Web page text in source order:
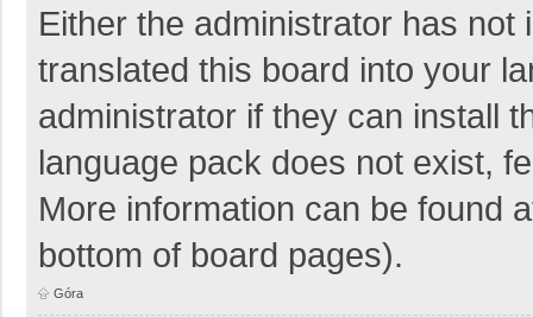
Either the administrator has
translated this board into your
administrator if they can install
language pack does not exist,
More information can be found
bottom of board pages).
Góra